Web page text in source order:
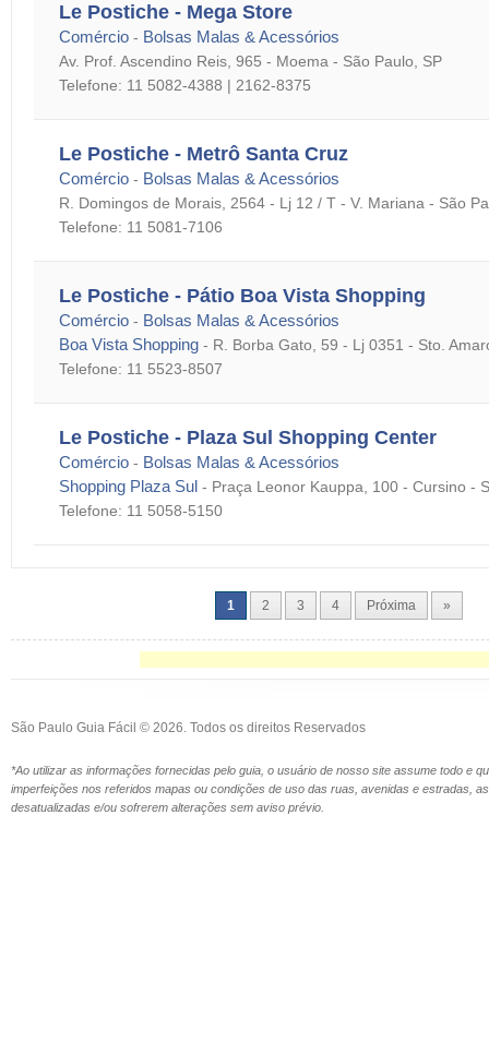
Le Postiche - Mega Store
Comércio - Bolsas Malas & Acessórios
Av. Prof. Ascendino Reis, 965 - Moema - São Paulo, SP
Telefone: 11 5082-4388 | 2162-8375
Le Postiche - Metrô Santa Cruz
Comércio - Bolsas Malas & Acessórios
R. Domingos de Morais, 2564 - Lj 12 / T - V. Mariana - São
Telefone: 11 5081-7106
Le Postiche - Pátio Boa Vista Shopping
Comércio - Bolsas Malas & Acessórios
Boa Vista Shopping - R. Borba Gato, 59 - Lj 0351 - Sto.
Telefone: 11 5523-8507
Le Postiche - Plaza Sul Shopping Center
Comércio - Bolsas Malas & Acessórios
Shopping Plaza Sul - Praça Leonor Kauppa, 100 - Cursino -
Telefone: 11 5058-5150
1 2 3 4 Próxima »
São Paulo Guia Fácil © 2026. Todos os direitos Reservados
*Ao utilizar as informações fornecidas pelo guia, o usuário de nosso site assume todo e
imperfeições nos referidos mapas ou condições de uso das ruas, avenidas e estradas,
desatualizadas e/ou sofrerem alterações sem aviso prévio.